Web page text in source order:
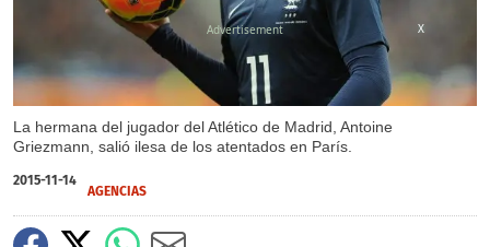
La hermana del jugador del Atlético de Madrid, Antoine
Griezmann, salió ilesa de los atentados en París.
X
2015-11-14
AGENCIAS